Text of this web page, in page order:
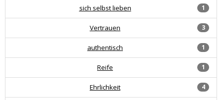
1
sich selbst lieben
3
Vertrauen
1
authentisch
1
Reife
4
Ehrlichkeit